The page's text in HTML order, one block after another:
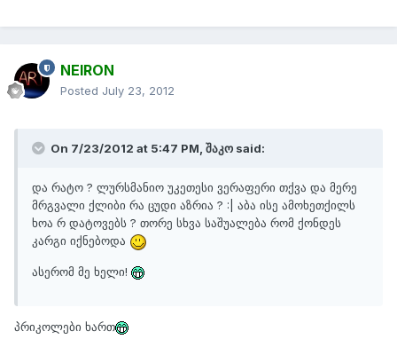
NEIRON
Posted July 23, 2012
On 7/23/2012 at 5:47 PM, შაკო said:
და რატო ? ლურსმანიო უკეთესი ვერაფერი თქვა და მერე
მრგვალი ქლიბი რა ცუდი აზრია ? :| აბა ისე ამოხეთქილს
ხოა რ დატოვებს ? თორე სხვა საშუალება რომ ქონდეს
კარგი იქნებოდა
ასერომ მე ხელი!
პრიკოლები ხართ